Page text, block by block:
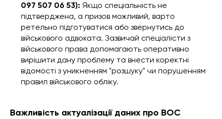
097 507 06 53): Якщо спеціальність не
підтверджена, а призов можливий, варто
ретельно підготуватися або звернутись до
військового адвоката. Зазвичай спеціалісти з
військового права допомагають оперативно
вирішити дану проблему та внести коректні
відомості з уникненням "розшуку" чи порушенням
правил військового обліку.
Важливість актуалізації даних про ВОС